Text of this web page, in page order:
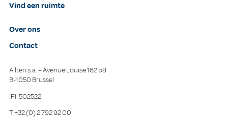
Vind een ruimte
Over ons
Contact
Allten s.a. – Avenue Louise 162 b8
B-1050 Brussel
IPI: 502522
T+32 (0) 2 792 92 00